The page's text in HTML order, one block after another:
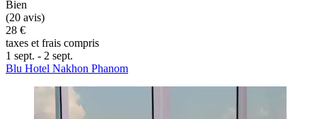
Bien
(20 avis)
28 €
taxes et frais compris
1 sept. - 2 sept.
Blu Hotel Nakhon Phanom